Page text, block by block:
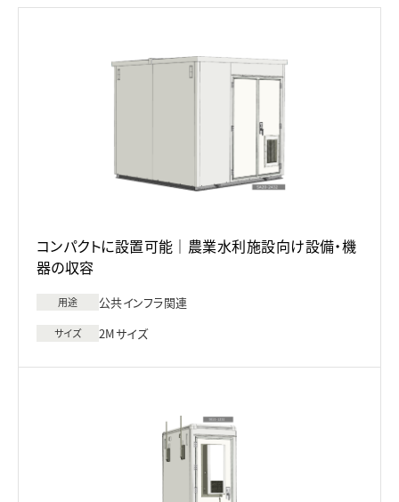
コンパクトに設置可能｜農業水利施設向け設備・機
器の収容
用途 公共インフラ関連
サイズ 2Mサイズ